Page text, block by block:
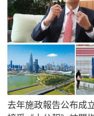
去年施政報告公布成